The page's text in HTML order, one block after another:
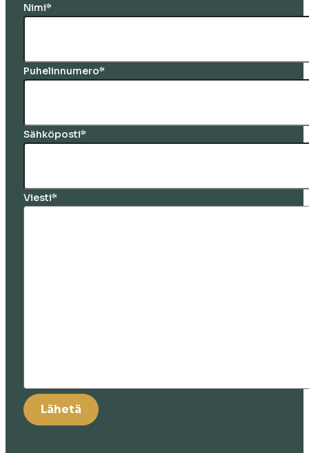
Nimi*
Puhelinnumero*
Sähköposti*
Viesti*